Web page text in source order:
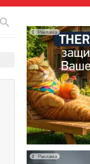
Реклама
Реклама